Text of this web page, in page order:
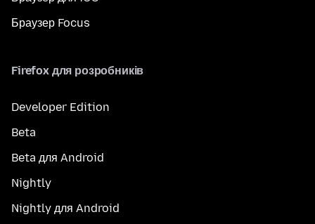
Браузер Focus
Firefox для розробників
Developer Edition
Beta
Beta для Android
Nightly
Nightly для Android